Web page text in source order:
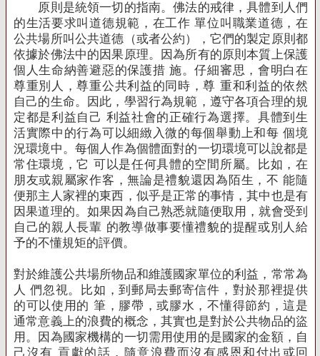
原則是統領一切的指南。佛法的戒律，具體到人們
的生活要求叫道德規範，在工作 單位叫職業道德，在
公共場所叫公共道德（或者公約），它們的製定原則都
依據於佛法中的因果原理。
因為所有的原則本質上保護
個人生命納善避惡的保護措 施。仔細審思，會明白在
尊重別人，尊重公共利益的同時，尊 重和利益的依然
自己的生命。
因此，學習行為規範，遵守各項合理的規
定都是利益自己 利益社會的正確行為選擇。 具體到生
活實際中的行為可以細緻入微的每個舉動上和每 個境
況環境中。 每個人作為個體面對的一切環境可以說都是
常住環境，它 可以是任何具體的空間所屬。
比如，在
朋友或親屬家作客，無論是禮貌還因為陌生，不 能隨
便那主人家裡的東西，似乎是正常的事情，其中也是有
因果道理的。如果因為自己熟悉就隨便取用，就會受到
自己的親人長輩 的教導做事要懂禮貌的提醒或別人給
予的不懂規矩的評價。
對於維護公共場所物品和維護國家單位的利益，常常為
人 們忽視。 比如，到郵局去郵寄信件，對於那裡提供
的可以使用的 筆，膠帶，或膠水，不懂得節約，這是
通常意義上的浪費的概念，其實也是對於公共物品的盜
用。 因為國家機構的一切需用使用的是國家的金額，自
己沒有 貢獻的話，隨意浪費而沒有感恩和付出或回